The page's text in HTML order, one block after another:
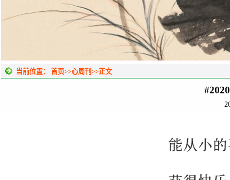
当前位置：首页>>心周刊>>正文